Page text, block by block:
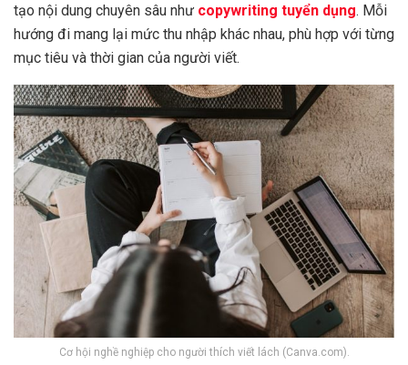
tạo nội dung chuyên sâu như copywriting tuyển dụng. Mỗi
hướng đi mang lại mức thu nhập khác nhau, phù hợp với từng
mục tiêu và thời gian của người viết.
Cơ hội nghề nghiệp cho người thích viết lách (Canva.com).